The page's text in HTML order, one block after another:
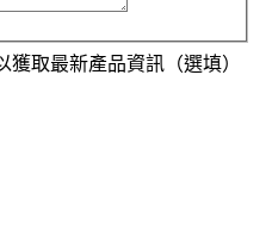
獲取最新產品資訊（選填）